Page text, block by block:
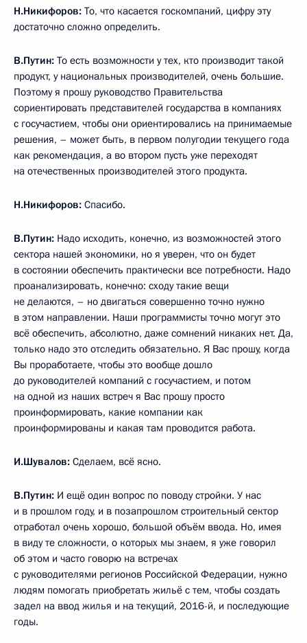
Н.Никифоров: То, что касается госкомпаний, цифру эту
достаточно сложно определить.
В.Путин: То есть возможности у тех, кто производит такой
продукт, у национальных производителей, очень большие.
Поэтому я прошу руководство Правительства
сориентировать представителей государства в компаниях
с госучастием, чтобы они ориентировались на принимаемые
решения, – может быть, в первом полугодии текущего года
как рекомендация, а во втором пусть уже переходят
на отечественных производителей этого продукта.
Н.Никифоров: Спасибо.
В.Путин: Надо исходить, конечно, из возможностей этого
сектора нашей экономики, но я уверен, что он будет
в состоянии обеспечить практически все потребности. Надо
проанализировать, конечно: сходу такие вещи
не делаются, – но двигаться совершенно точно нужно
в этом направлении. Наши программисты точно могут это
всё обеспечить, абсолютно, даже сомнений никаких нет. Да,
только надо это отследить обязательно. Я Вас прошу, когда
Вы проработаете, чтобы это вообще дошло
до руководителей компаний с госучастием, и потом
на одной из наших встреч я Вас прошу просто
проинформировать, какие компании как
проинформированы и какая там проводится работа.
И.Шувалов: Сделаем, всё ясно.
В.Путин: И ещё один вопрос по поводу стройки. У нас
и в прошлом году, и в позапрошлом строительный сектор
отработал очень хорошо, большой объём ввода. Но, имея
в виду те сложности, о которых мы знаем, я уже говорил
об этом и часто говорю на встречах
с руководителями регионов Российской Федерации, нужно
людям помогать приобретать жильё с тем, чтобы создать
задел на ввод жилья и на текущий, 2016-й, и последующие
годы.